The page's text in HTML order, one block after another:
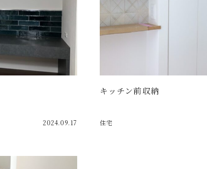
2024.09.17
キッチン前収納
住宅